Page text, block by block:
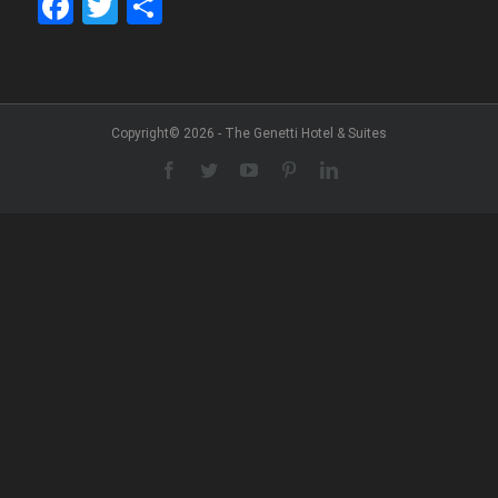
Copyright© 2026 - The Genetti Hotel & Suites
Facebook
TwitterYouTubePinterestLinkedIn